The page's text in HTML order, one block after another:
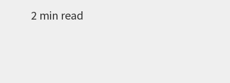
2 min read